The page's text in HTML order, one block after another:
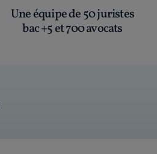
Une équipe de 50 juristes
bac +5 et 700 avocats